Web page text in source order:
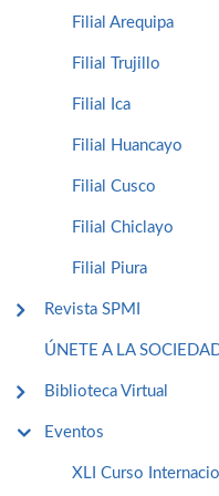
Filial Arequipa
Filial Trujillo
Filial Ica
Filial Huancayo
Filial Cusco
Filial Chiclayo
Filial Piura
Revista SPMI
ÚNETE A LA
Biblioteca Virtual
Eventos
XLI Curso